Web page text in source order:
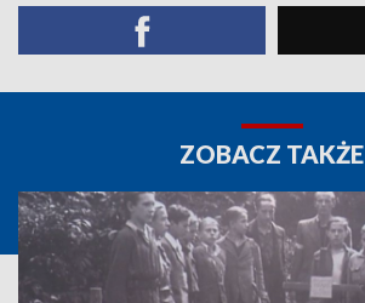
ZOBACZ TAKŻE